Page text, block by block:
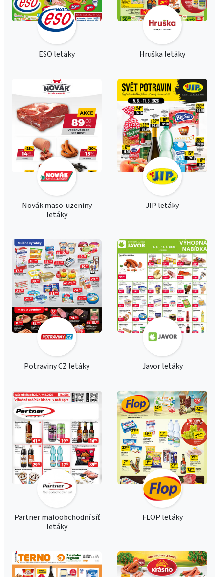
ESO letáky Hruška letáky
Novák maso-uzeniny
letáky
JIP letáky
Potraviny CZ letáky Javor letáky
Partner maloobchodní síť
letáky
FLOP letáky